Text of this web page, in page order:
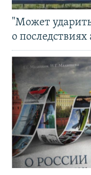
"Может
о